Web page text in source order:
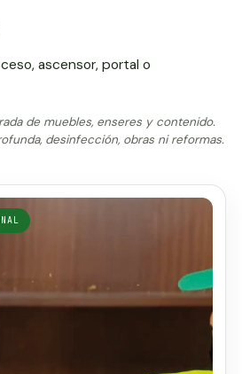
ascensor, portal o
de muebles, enseres y contenido.
desinfección, obras ni reformas.